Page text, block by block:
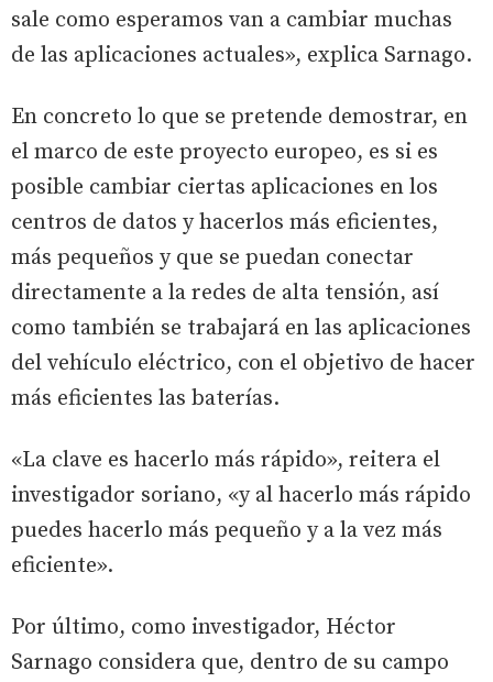
sale como esperamos van a cambiar muchas
de las aplicaciones actuales», explica Sarnago.
En concreto lo que se pretende demostrar, en
el marco de este proyecto europeo, es si es
posible cambiar ciertas aplicaciones en los
centros de datos y hacerlos más eficientes,
más pequeños y que se puedan conectar
directamente a la redes de alta tensión, así
como también se trabajará en las aplicaciones
del vehículo eléctrico, con el objetivo de hacer
más eficientes las baterías.
«La clave es hacerlo más rápido», reitera el
investigador soriano, «y al hacerlo más rápido
puedes hacerlo más pequeño y a la vez más
eficiente».
Por último, como investigador, Héctor
Sarnago considera que, dentro de su campo